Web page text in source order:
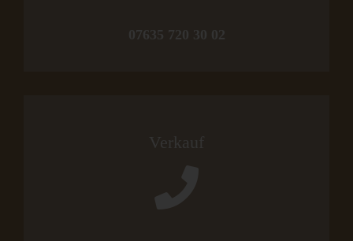
07635 720 30 02
Verkauf